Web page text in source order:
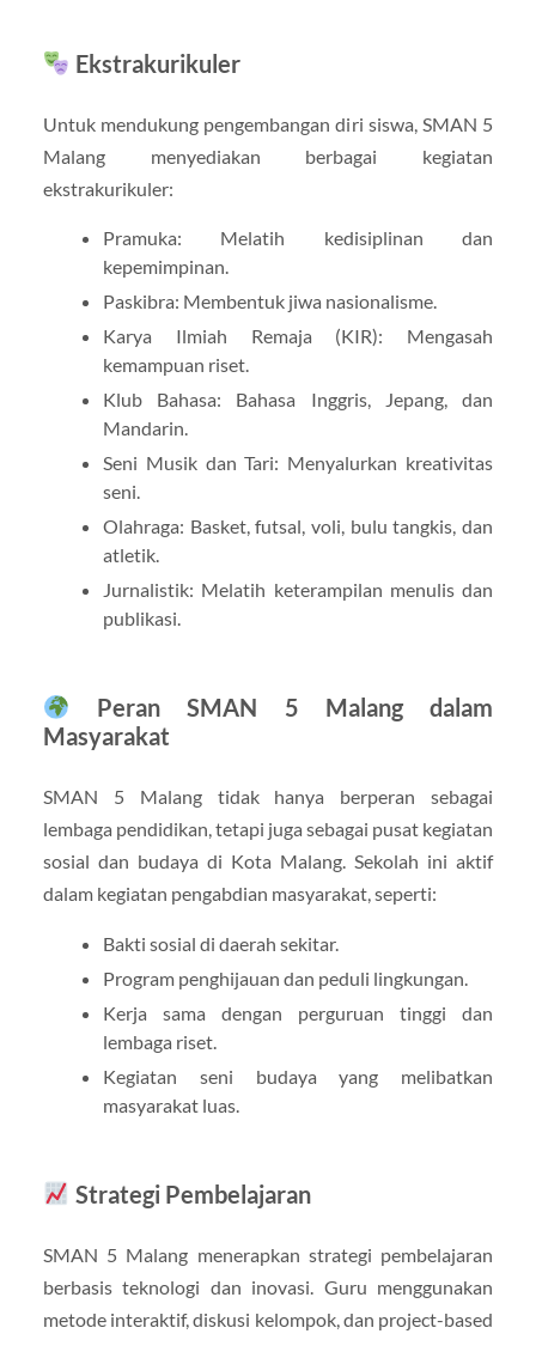
Ekstrakurikuler
Untuk mendukung pengembangan diri siswa, SMAN 5
Malang menyediakan berbagai kegiatan
ekstrakurikuler:
Pramuka: Melatih kedisiplinan dan
kepemimpinan.
Paskibra: Membentuk jiwa nasionalisme.
Karya Ilmiah Remaja (KIR): Mengasah
kemampuan riset.
Klub Bahasa: Bahasa Inggris, Jepang, dan
Mandarin.
Seni Musik dan Tari: Menyalurkan kreativitas
seni.
Olahraga: Basket, futsal, voli, bulu tangkis, dan
atletik.
Jurnalistik: Melatih keterampilan menulis dan
publikasi.
Peran SMAN 5 Malang dalam
Masyarakat
SMAN 5 Malang tidak hanya berperan sebagai
lembaga pendidikan, tetapi juga sebagai pusat kegiatan
sosial dan budaya di Kota Malang. Sekolah ini aktif
dalam kegiatan pengabdian masyarakat, seperti:
Bakti sosial di daerah sekitar.
Program penghijauan dan peduli lingkungan.
Kerja sama dengan perguruan tinggi dan
lembaga riset.
Kegiatan seni budaya yang melibatkan
masyarakat luas.
Strategi Pembelajaran
SMAN 5 Malang menerapkan strategi pembelajaran
berbasis teknologi dan inovasi. Guru menggunakan
metode interaktif, diskusi kelompok, dan project-based